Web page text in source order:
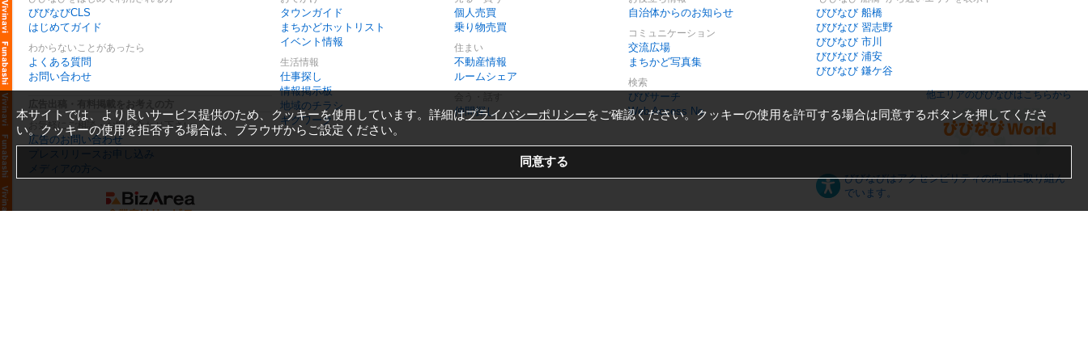
びびなびCLS
はじめてガイド
わからないことがあったら
よくある質問
お問い合わせ
お気軽にご相談・お問い合わせ下さい
広告のお問い合わせ
プレスリリースお申し込み
メディアの方へ
タウンガイド
まちかどホットリスト
イベント情報
生活情報
仕事探し
情報掲示板
地域のチラシ
ギグワーク
個人売買
乗り物売買
住まい
不動産情報
ルームシェア
仲間探し
自治体からのお知らせ
コミュニケーション
交流広場
まちかど写真集
検索
びびサーチ
Web Access No.
びびなび 船橋
びびなび 習志野
びびなび 市川
びびなび 浦安
びびなび 鎌ケ谷
他エリアのびびなびはこちらから
びびなびはアクセシビリティの向上に取り組ん
でいます。
本サイトでは、より良いサービス提供のため、クッキーを使用しています。詳細はプライバシーポリシーをご確認ください。クッキーの使用を許可する場合は同意するボタンを押してくださ
い。クッキーの使用を拒否する場合は、ブラウザからご設定ください。